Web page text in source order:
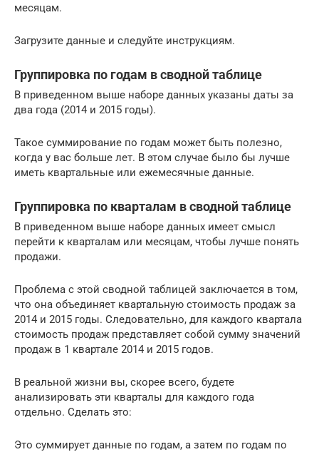
месяцам.
Загрузите данные и следуйте инструкциям.
Группировка по годам в сводной таблице
В приведенном выше наборе данных указаны даты за
два года (2014 и 2015 годы).
Такое суммирование по годам может быть полезно,
когда у вас больше лет. В этом случае было бы лучше
иметь квартальные или ежемесячные данные.
Группировка по кварталам в сводной таблице
В приведенном выше наборе данных имеет смысл
перейти к кварталам или месяцам, чтобы лучше понять
продажи.
Проблема с этой сводной таблицей заключается в том,
что она объединяет квартальную стоимость продаж за
2014 и 2015 годы. Следовательно, для каждого квартала
стоимость продаж представляет собой сумму значений
продаж в 1 квартале 2014 и 2015 годов.
В реальной жизни вы, скорее всего, будете
анализировать эти кварталы для каждого года
отдельно. Сделать это:
Это суммирует данные по годам, а затем по годам по